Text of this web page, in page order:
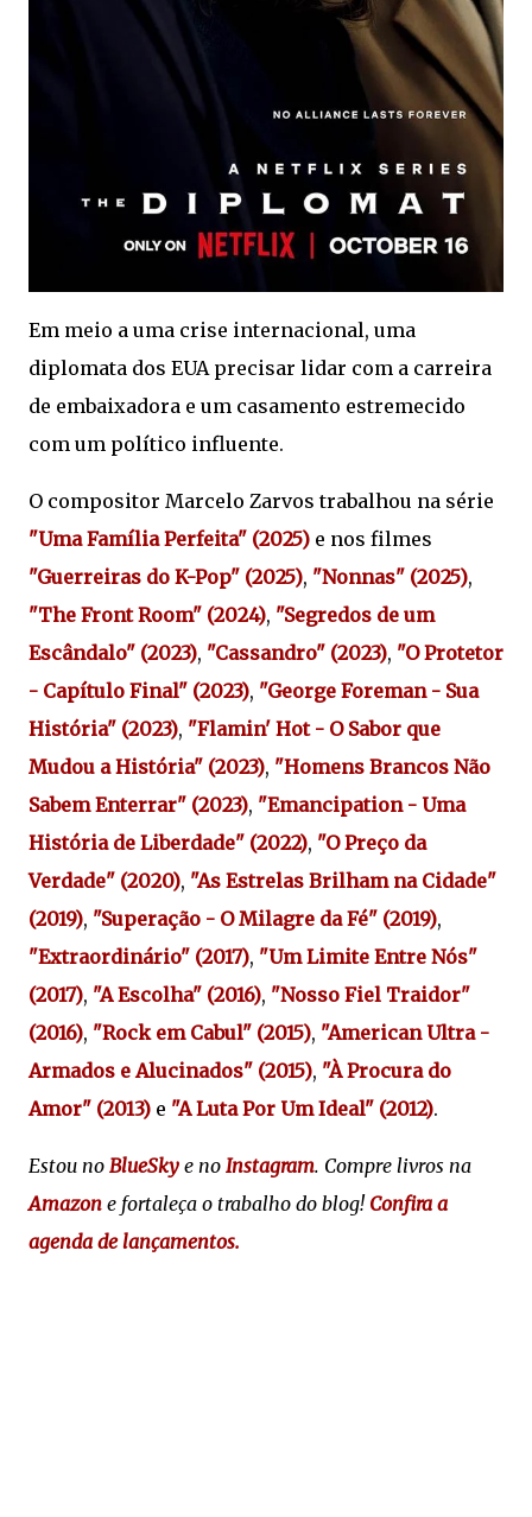
Em meio a uma crise internacional, uma
diplomata dos EUA precisar lidar com a carreira
de embaixadora e um casamento estremecido
com um político influente.
O compositor Marcelo Zarvos trabalhou na série
"Uma Família Perfeita" (2025) e nos filmes
"Guerreiras do K-Pop" (2025), "Nonnas" (2025),
"The Front Room" (2024), "Segredos de um
Escândalo" (2023), "Cassandro" (2023), "O Protetor
- Capítulo Final" (2023), "George Foreman - Sua
História" (2023), "Flamin' Hot - O Sabor que
Mudou a História" (2023), "Homens Brancos Não
Sabem Enterrar" (2023), "Emancipation - Uma
História de Liberdade" (2022), "O Preço da
Verdade" (2020), "As Estrelas Brilham na Cidade"
(2019), "Superação - O Milagre da Fé" (2019),
"Extraordinário" (2017), "Um Limite Entre Nós"
(2017), "A Escolha" (2016), "Nosso Fiel Traidor"
(2016), "Rock em Cabul" (2015), "American Ultra -
Armados e Alucinados" (2015), "À Procura do
Amor" (2013) e "A Luta Por Um Ideal" (2012).
Estou no BlueSky e no Instagram. Compre livros na
Amazon e fortaleça o trabalho do blog! Confira a
agenda de lançamentos.